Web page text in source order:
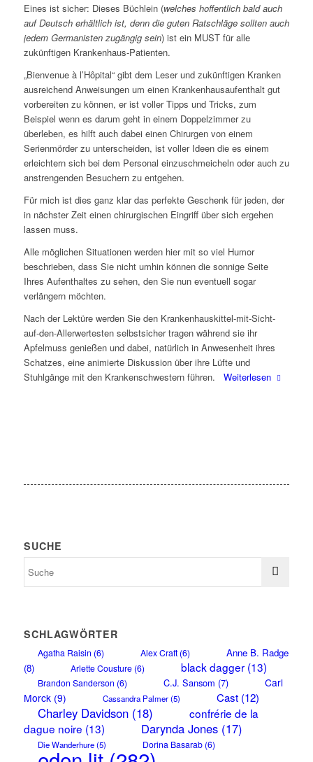
Eines ist sicher: Dieses Büchlein (welches hoffentlich bald auch
auf Deutsch erhältlich ist, denn die guten Ratschläge sollten auch
jedem Germanisten zugängig sein) ist ein MUST für alle
zukünftigen Krankenhaus-Patienten.
„Bienvenue à l’Hôpital“ gibt dem Leser und zukünftigen Kranken
ausreichend Anweisungen um einen Krankenhausaufenthalt gut
vorbereiten zu können, er ist voller Tipps und Tricks, zum
Beispiel wenn es darum geht in einem Doppelzimmer zu
überleben, es hilft auch dabei einen Chirurgen von einem
Serienmörder zu unterscheiden, ist voller Ideen die es einem
erleichtern sich bei dem Personal einzuschmeicheln oder auch zu
anstrengenden Besuchern zu entgehen.
Für mich ist dies ganz klar das perfekte Geschenk für jeden, der
in nächster Zeit einen chirurgischen Eingriff über sich ergehen
lassen muss.
Alle möglichen Situationen werden hier mit so viel Humor
beschrieben, dass Sie nicht umhin können die sonnige Seite
Ihres Aufenthaltes zu sehen, den Sie nun eventuell sogar
verlängern möchten.
Nach der Lektüre werden Sie den Krankenhauskittel-mit-Sicht-
auf-den-Allerwertesten selbstsicher tragen während sie ihr
Apfelmuss genießen und dabei, natürlich in Anwesenheit ihres
Schatzes, eine animierte Diskussion über ihre Lüfte und
Stuhlgänge mit den Krankenschwestern führen. Weiterlesen
SUCHE
SCHLAGWÖRTER
Agatha Raisin (6) Alex Craft(6)
Anne B. Radge
(8)
Arlette Cousture(6) black dagger(13)
Brandon Sanderson (6) C.J. Sansom (7)
Carl
Morck(9) Cassandra Palmer(5) Cast(12)
Charley Davidson(18)
confrérie de la
dague noire (13) Darynda Jones(17)
Die Wanderhure(5) Dorina Basarab(6)